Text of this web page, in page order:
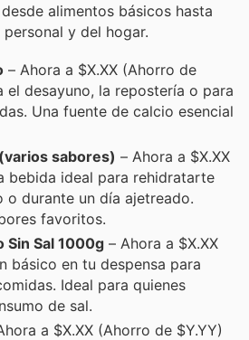
alimentos básicos hasta
y del hogar.
– Ahora a $X.XX (Ahorro de
el desayuno, la repostería o para
Una fuente de calcio esencial
sabores) – Ahora a $X.XX
bebida ideal para rehidratarte
o durante un día ajetreado.
favoritos.
Sin Sal 1000g – Ahora a $X.XX
básico en tu despensa para
Ideal para quienes
de sal.
a $X.XX (Ahorro de $Y.YY)